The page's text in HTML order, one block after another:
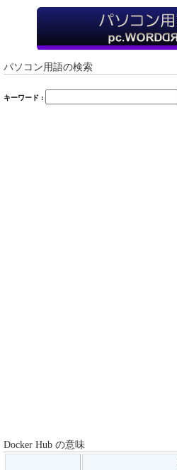
パソコン用語の検索
キーワード :
Docker Hub の意味